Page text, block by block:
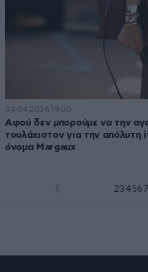
04·04·2026 19:00
Αφού δεν μπορούμε να την
τουλάχιστον για την
όνομα Margaux
23 4 56 7